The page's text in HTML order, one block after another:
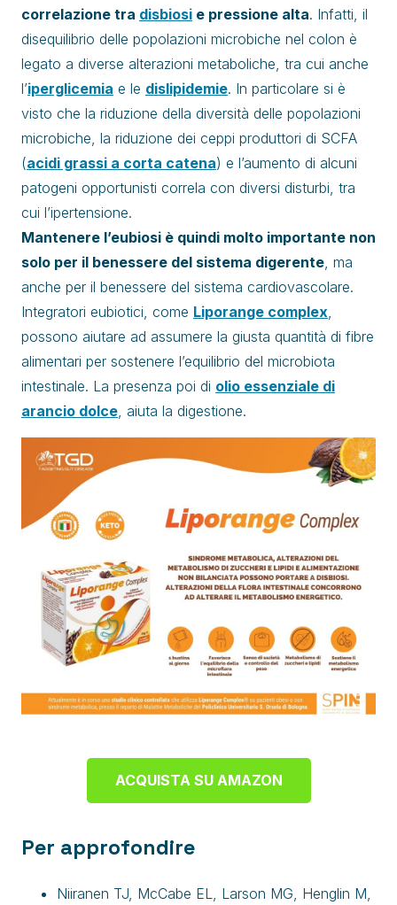
correlazione tra disbiosi e pressione alta. Infatti, il
disequilibrio delle popolazioni microbiche nel colon è
legato a diverse alterazioni metaboliche, tra cui anche
l’iperglicemia e le dislipidemie. In particolare si è
visto che la riduzione della diversità delle popolazioni
microbiche, la riduzione dei ceppi produttori di SCFA
(acidi grassi a corta catena) e l’aumento di alcuni
patogeni opportunisti correla con diversi disturbi, tra
cui l’ipertensione.
Mantenere l’eubiosi è quindi molto importante non
solo per il benessere del sistema digerente, ma
anche per il benessere del sistema cardiovascolare.
Integratori eubiotici, come Liporange complex,
possono aiutare ad assumere la giusta quantità di fibre
alimentari per sostenere l’equilibrio del microbiota
intestinale. La presenza poi di olio essenziale di
arancio dolce, aiuta la digestione.
ACQUISTA SU AMAZON
Per approfondire
Niiranen TJ, McCabe EL, Larson MG, Henglin M,